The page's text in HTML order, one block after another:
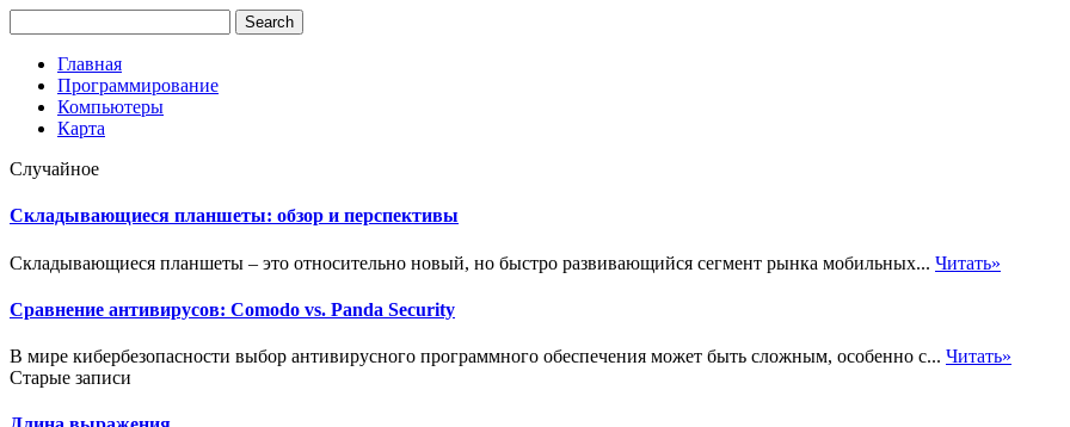
Главная
Программирование
Компьютеры
Карта
Случайное
Складывающиеся планшеты: обзор и перспективы
Складывающиеся планшеты – это относительно новый, но быстро развивающийся сегмент рынка мобильных... Читать»
Сравнение антивирусов: Comodo vs. Panda Security
В мире кибербезопасности выбор антивирусного программного обеспечения может быть сложным, особенно с... Читать»
Старые записи